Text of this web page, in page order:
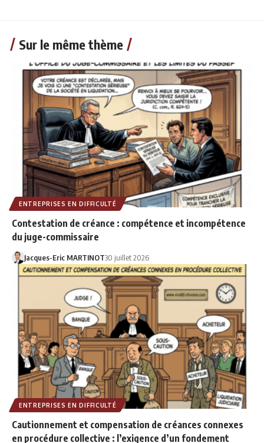
Sur le même thème
ENTREPRISES EN DIFFICULTÉ
Contestation de créance : compétence et incompétence
du juge-commissaire
Jacques-Eric MARTINOT30 juillet 2026
ENTREPRISES EN DIFFICULTÉ
Cautionnement et compensation de créances connexes
en procédure collective : l’exigence d’un fondement